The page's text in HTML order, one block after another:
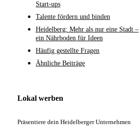
Start-ups
Talente fördern und binden
Heidelberg: Mehr als nur eine Stadt –
ein Nährboden für Ideen
Häufig gestellte Fragen
Ähnliche Beiträge
Lokal werben
Präsentiere dein Heidelberger Unternehmen